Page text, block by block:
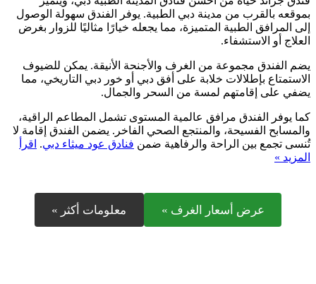
بموقعه بالقرب من مدينة دبي الطبية. يوفر الفندق سهولة الوصول
إلى المرافق الطبية المتميزة، مما يجعله خيارًا مثاليًا للزوار بغرض
العلاج أو الاستشفاء.
يضم الفندق مجموعة من الغرف والأجنحة الأنيقة. يمكن للضيوف
الاستمتاع بإطلالات خلابة على أفق دبي أو خور دبي التاريخي، مما
يضفي على إقامتهم لمسة من السحر والجمال.
كما يوفر الفندق مرافق عالمية المستوى تشمل المطاعم الراقية،
والمسابح الفسيحة، والمنتجع الصحي الفاخر. يضمن الفندق إقامة لا
تُنسى تجمع بين الراحة والرفاهية ضمن فنادق عود ميثاء دبي. اقرأ
المزيد »
عرض أسعار الغرف » معلومات أكثر »